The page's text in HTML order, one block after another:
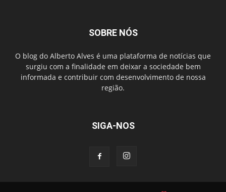
SOBRE NÓS
O blog do Alberto Alves é uma plataforma de notícias que
surgiu com a finalidade em deixar a sociedade bem
informada e contribuir com desenvolvimento de nossa
região.
SIGA-NOS